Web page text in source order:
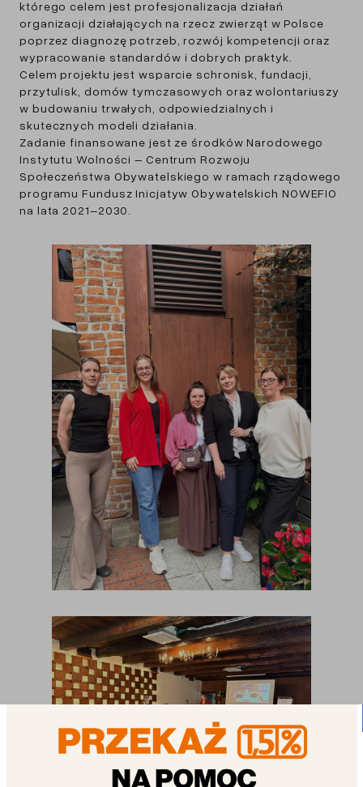
którego celem jest profesjonalizacja działań
organizacji działających na rzecz zwierząt w Polsce
poprzez diagnozę potrzeb, rozwój kompetencji oraz
wypracowanie standardów i dobrych praktyk.
Celem projektu jest wsparcie schronisk, fundacji,
przytulisk, domów tymczasowych oraz wolontariuszy
w budowaniu trwałych, odpowiedzialnych i
skutecznych modeli działania.
Zadanie finansowane jest ze środków Narodowego
Instytutu Wolności – Centrum Rozwoju
Społeczeństwa Obywatelskiego w ramach rządowego
programu Fundusz Inicjatyw Obywatelskich NOWEFIO
na lata 2021–2030.